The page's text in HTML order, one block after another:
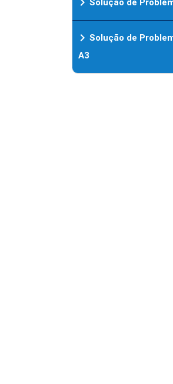
Solução de
chevron_right Solução de
A3